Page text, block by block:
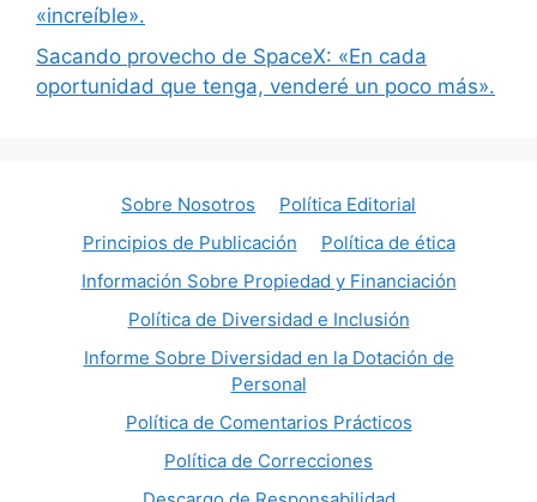
«increíble».
Sacando provecho de SpaceX: «En cada
oportunidad que tenga, venderé un poco más».
Sobre Nosotros
Política Editorial
Principios de Publicación
Política de ética
Información Sobre Propiedad y Financiación
Política de Diversidad e Inclusión
Informe Sobre Diversidad en la Dotación de
Personal
Política de Comentarios Prácticos
Política de Correcciones